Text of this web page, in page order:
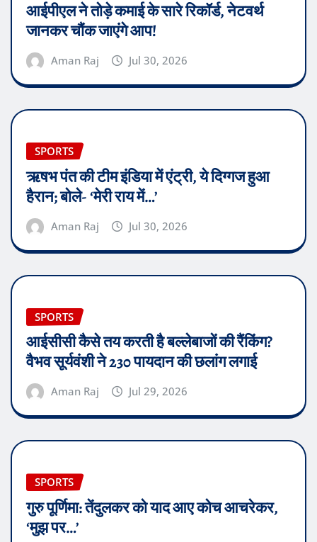
आईपीएल ने तोड़े कमाई के सारे रिकॉर्ड, नेटवर्थ
जानकर चौंक जाएंगे आप!
Aman Raj Jul 30, 2026
SPORTS
ऋषभ पंत की टीम इंडिया में एंट्री, ये दिग्गज हुआ
हैरान; बोले- ‘मेरी राय में…’
Aman Raj Jul 30, 2026
SPORTS
आईसीसी कैसे तय करती है बल्लेबाजों की रैंकिंग?
वैभव सूर्यवंशी ने 230 पायदान की छलांग लगाई
Aman Raj Jul 29, 2026
SPORTS
गुरु पूर्णिमा: तेंदुलकर को याद आए कोच आचरेकर,
‘मुझ पर…’